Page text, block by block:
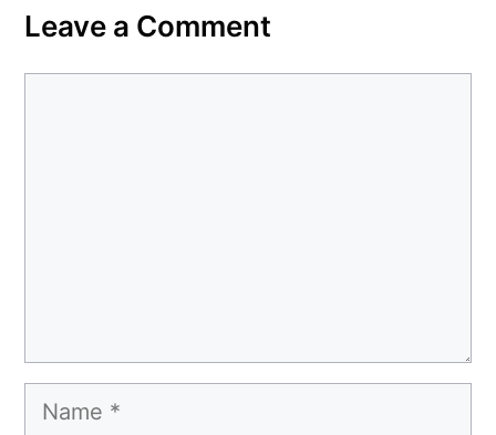
Leave a Comment
Name